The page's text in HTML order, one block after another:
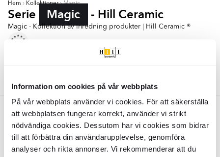
Information om cookies på vår webbplats
På vår webbplats använder vi cookies. För att säkerställa
att webbplatsen fungerar korrekt, använder vi strikt
nödvändiga cookies. Dessutom har vi cookies som bidrar
till att förbättra din användarupplevelse, genomföra
analyser och rikta annonser. Vi rekommenderar att du
Hem Kollektioner Magic
Serie Magic - Hill Ceramic
Magic - Kollektion av Inredning produkter | Hill Ceramic ®
Grå
Grå
Zuiver MattaMagic
160x230 cm
200x290 cm